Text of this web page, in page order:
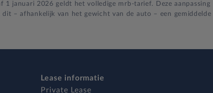
januari 2026 geldt het volledige mrb-tarief. Deze aanpassing
– afhankelijk van het gewicht van de auto – een gemiddelde
Lease informatie
Private Lease